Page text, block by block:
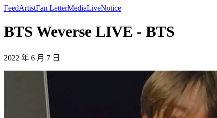
FeedArtistFan LetterMediaLiveNotice
BTS Weverse LIVE - BTS
2022 年 6 月 7 日